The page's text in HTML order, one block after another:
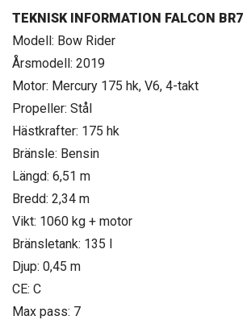
TEKNISK INFORMATION FALCON BR7
Modell: Bow Rider
Årsmodell: 2019
Motor: Mercury 175 hk, V6, 4-takt
Propeller: Stål
Hästkrafter: 175 hk
Bränsle: Bensin
Längd: 6,51 m
Bredd: 2,34 m
Vikt: 1060 kg + motor
Bränsletank: 135 l
Djup: 0,45 m
CE: C
Max pass: 7